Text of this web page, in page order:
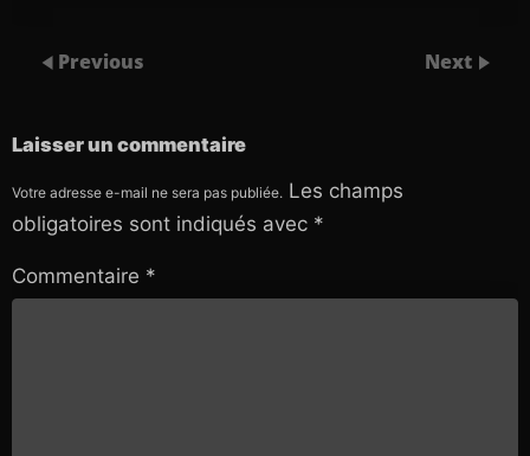
Previous Next
Laisser un commentaire
Votre adresse e-mail ne sera pas publiée. Les champs
obligatoires sont indiqués avec *
Commentaire *